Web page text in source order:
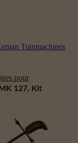
Tuinmachines
pour
127, Kit